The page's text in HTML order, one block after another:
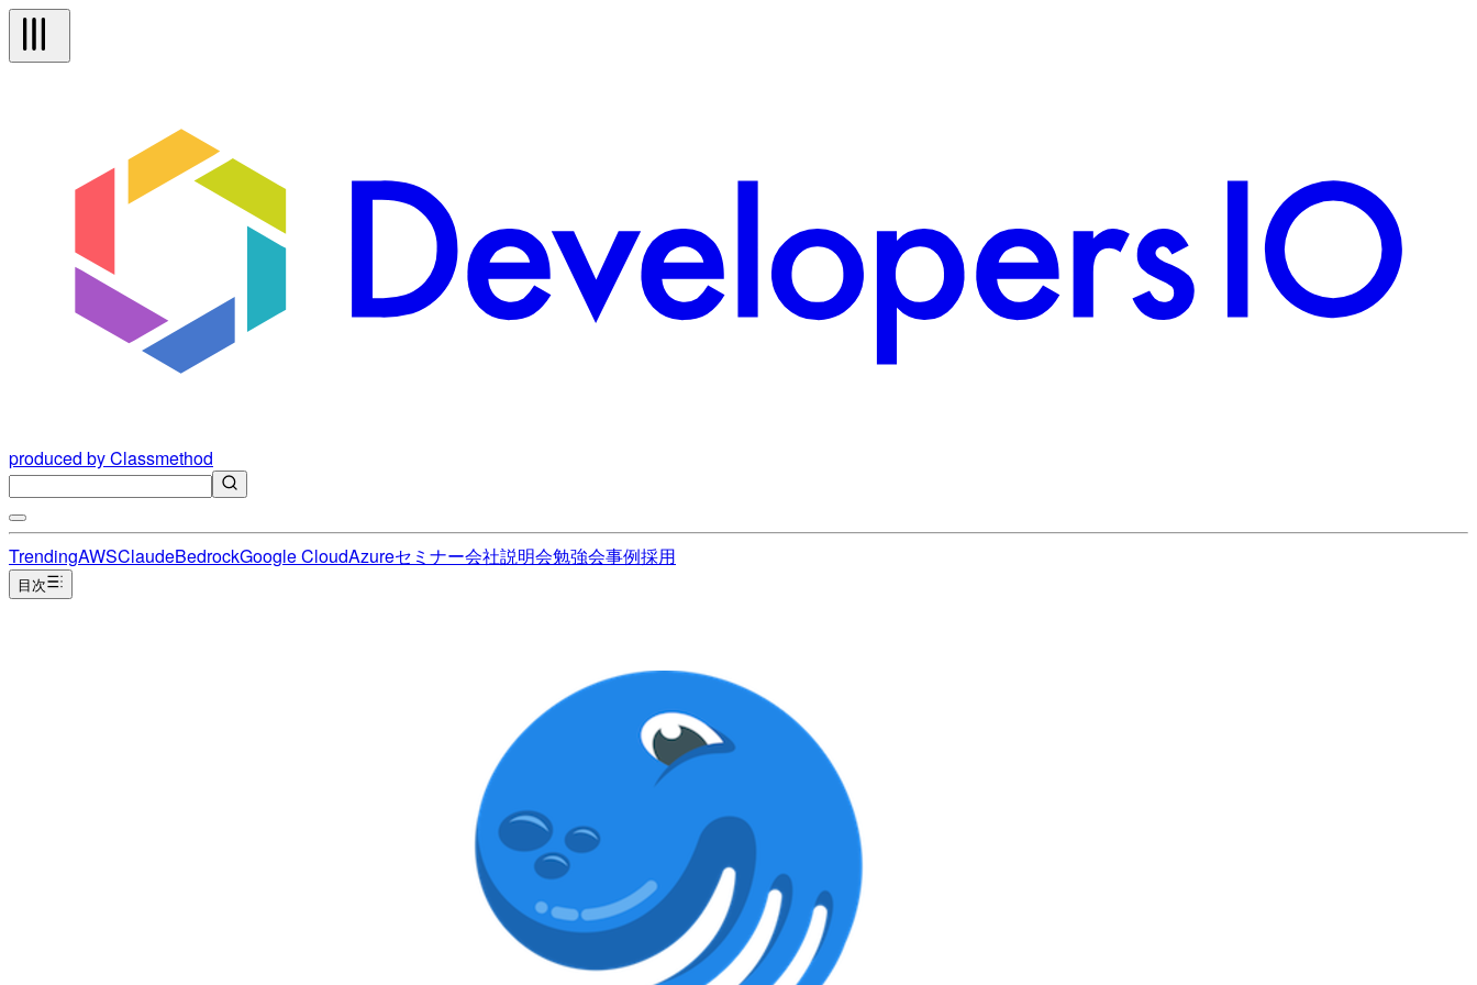
produced by Classmethod
TrendingAWSClaudeBedrockGoogle CloudAzureセミナー会社説明会勉強会事例採用
目次